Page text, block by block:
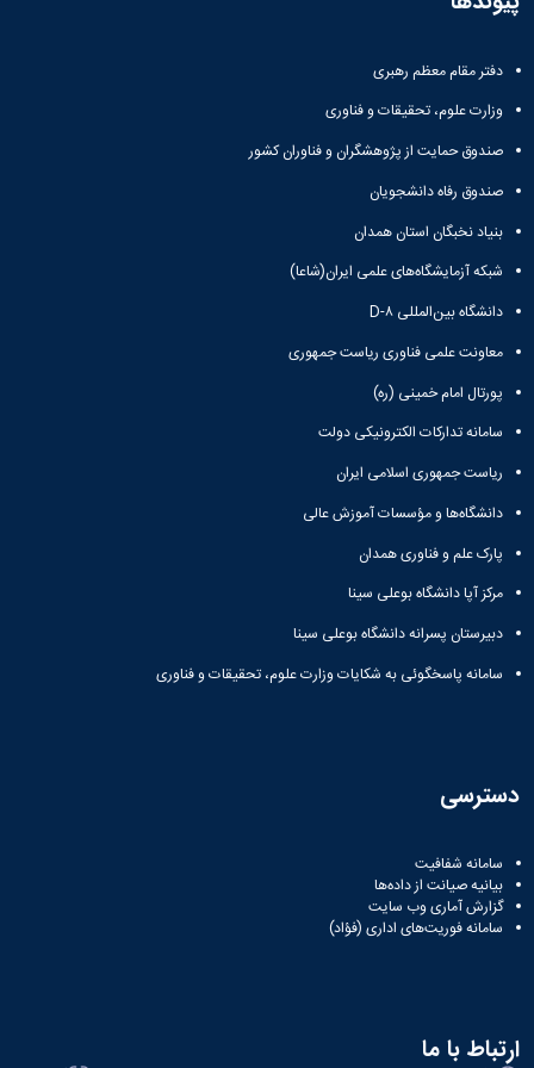
دفتر مقام معظم رهبری
وزارت علوم، تحقیقات و فناوری
صندوق حمایت از پژوهشگران و فناوران کشور
صندوق رفاه دانشجویان
بنیاد نخبگان استان همدان
شبکه آزمایشگاه‌های علمی ایران(شاعا)
دانشگاه بین‌المللی D-۸
معاونت علمی فناوری ریاست جمهوری
پورتال امام خمینی (ره)
سامانه تدارکات الکترونیکی دولت
ریاست جمهوری اسلامی ایران
دانشگاه‌ها و مؤسسات آموزش عالی
پارک علم و فناوری همدان
مرکز آپا دانشگاه بوعلی سینا
دبیرستان پسرانه دانشگاه بوعلی سینا
سامانه پاسخگوئی به شکایات وزارت علوم، تحقیقات و فناوری
دسترسی
سامانه شفافیت
بیانیه صیانت از داده‌ها
گزارش آماری وب‌ سایت
سامانه فوریت‌های اداری (فؤاد)
ارتباط با ما